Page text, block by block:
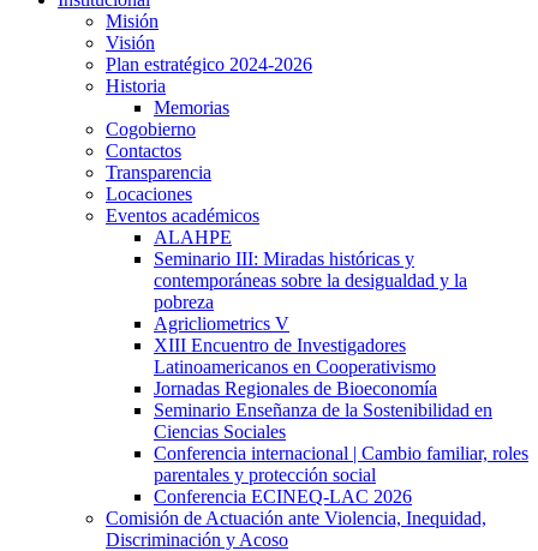
Misión
Visión
Plan estratégico 2024-2026
Historia
Memorias
Cogobierno
Contactos
Transparencia
Locaciones
Eventos académicos
ALAHPE
Seminario III: Miradas históricas y
contemporáneas sobre la desigualdad y la
pobreza
Agricliometrics V
XIII Encuentro de Investigadores
Latinoamericanos en Cooperativismo
Jornadas Regionales de Bioeconomía
Seminario Enseñanza de la Sostenibilidad en
Ciencias Sociales
Conferencia internacional | Cambio familiar, roles
parentales y protección social
Conferencia ECINEQ-LAC 2026
Comisión de Actuación ante Violencia, Inequidad,
Discriminación y Acoso